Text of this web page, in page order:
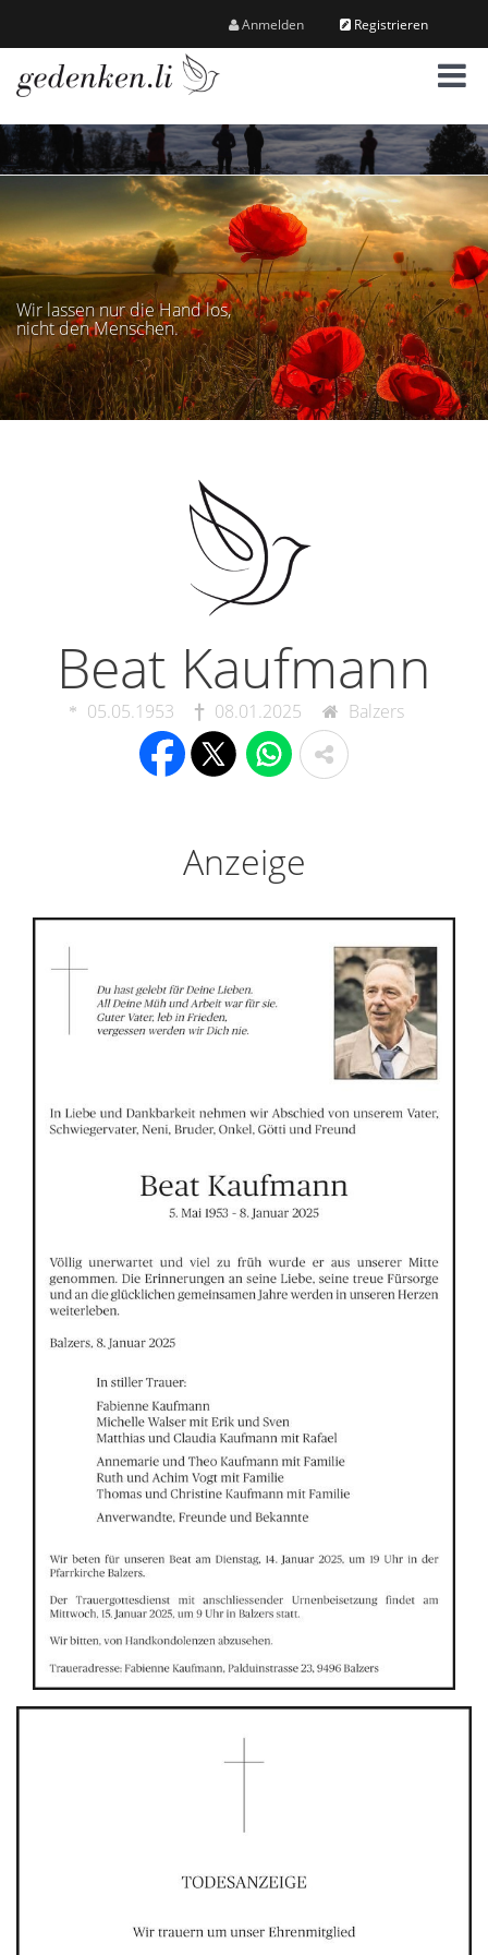
Anmelden Registrieren
M
e
n
ü
Wir lassen nur die Hand los,
nicht den Menschen.
Beat Kaufmann
05.05.1953 08.01.2025 Balzers
Anzeige